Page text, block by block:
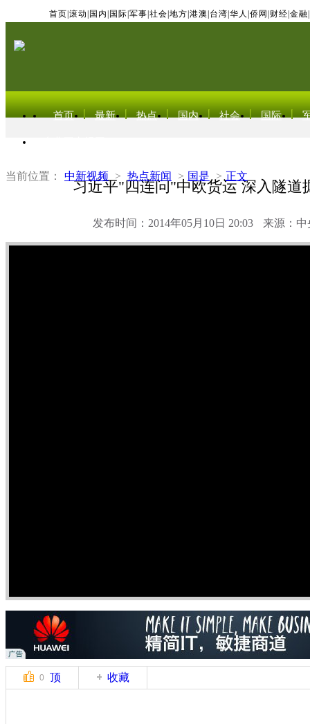
首页 滚动 国内 国际 军事 社会 地方 港澳 台湾 华人 侨网 财经 金融
首页 最新 热点 国内 社会 国际
当前位置： 中新视频 > 热点新闻 > 国是 > 正文
习近平"四连问"中欧货运 深入隧道
发布时间：2014年05月10日 20:03 来源：中
0 顶 收藏